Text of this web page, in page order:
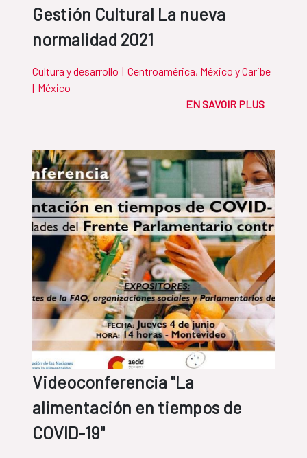
Gestión Cultural La nueva
normalidad 2021
Cultura y desarrollo | Centroamérica, México y Caribe
| México
EN SAVOIR PLUS
Videoconferencia "La
alimentación en tiempos de
COVID-19"